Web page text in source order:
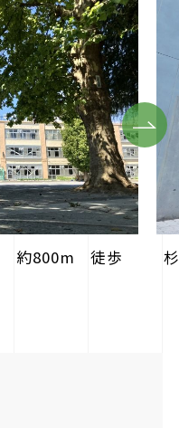
約800m 徒歩
Next